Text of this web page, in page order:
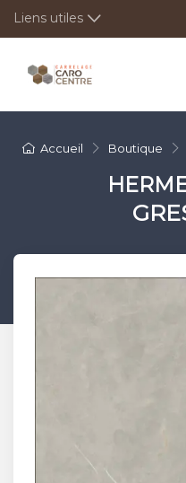
Liens utiles
Accueil Boutique